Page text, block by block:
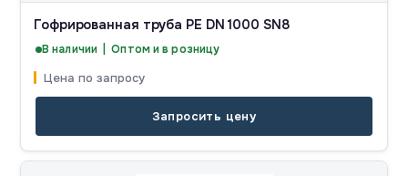
Гофрированная труба PE DN 1000 SN8
В наличии | Оптом и в розницу
Цена по запросу
Запросить цену